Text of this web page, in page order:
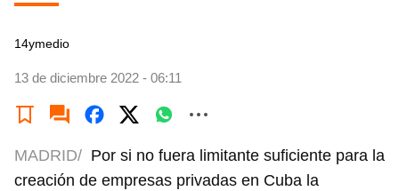
14ymedio
13 de diciembre 2022 - 06:11
MADRID/ Por si no fuera limitante suficiente para la
creación de empresas privadas en Cuba la